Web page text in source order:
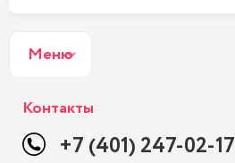
Меню
Контакты
+7 (401) 247-02-17